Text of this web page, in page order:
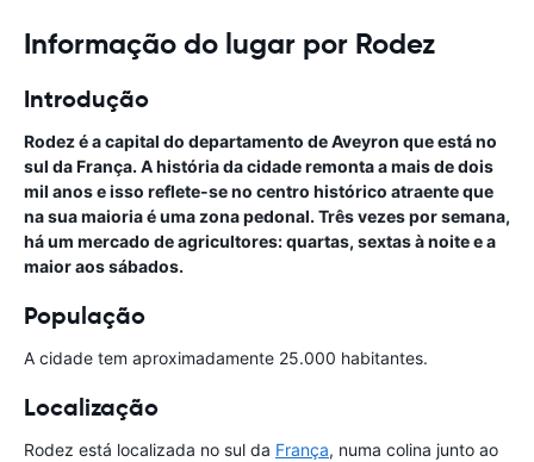
Informação do lugar por Rodez
Introdução
Rodez é a capital do departamento de Aveyron que está no
sul da França. A história da cidade remonta a mais de dois
mil anos e isso reflete-se no centro histórico atraente que
na sua maioria é uma zona pedonal. Três vezes por semana,
há um mercado de agricultores: quartas, sextas à noite e a
maior aos sábados.
População
A cidade tem aproximadamente 25.000 habitantes.
Localização
Rodez está localizada no sul da França, numa colina junto ao